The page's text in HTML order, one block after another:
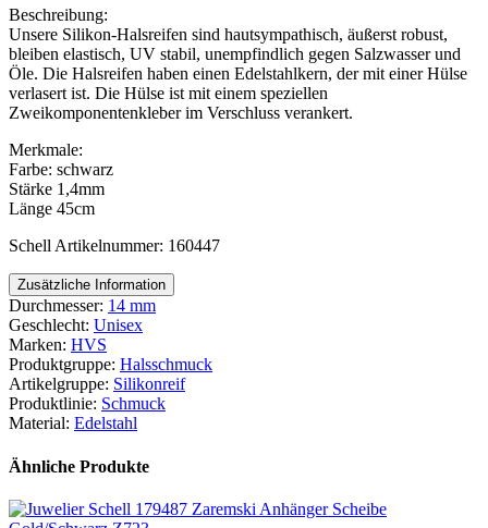
Beschreibung:
Unsere Silikon-Halsreifen sind hautsympathisch, äußerst robust,
bleiben elastisch, UV stabil, unempfindlich gegen Salzwasser und
Öle. Die Halsreifen haben einen Edelstahlkern, der mit einer Hülse
verlasert ist. Die Hülse ist mit einem speziellen
Zweikomponentenkleber im Verschluss verankert.
Merkmale:
Farbe: schwarz
Stärke 1,4mm
Länge 45cm
Schell Artikelnummer: 160447
Zusätzliche Information
Durchmesser: 14 mm
Geschlecht: Unisex
Marken: HVS
Produktgruppe: Halsschmuck
Artikelgruppe: Silikonreif
Produktlinie: Schmuck
Material: Edelstahl
Ähnliche Produkte